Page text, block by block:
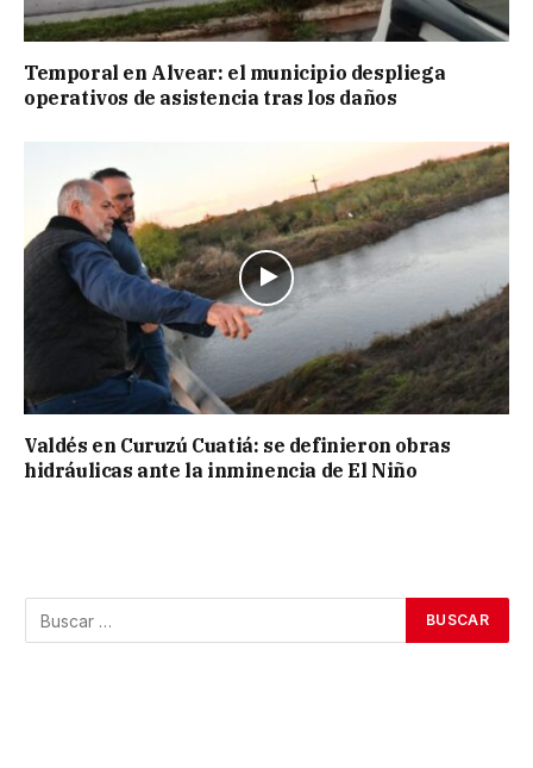
Temporal en Alvear: el municipio despliega
operativos de asistencia tras los daños
Valdés en Curuzú Cuatiá: se definieron obras
hidráulicas ante la inminencia de El Niño